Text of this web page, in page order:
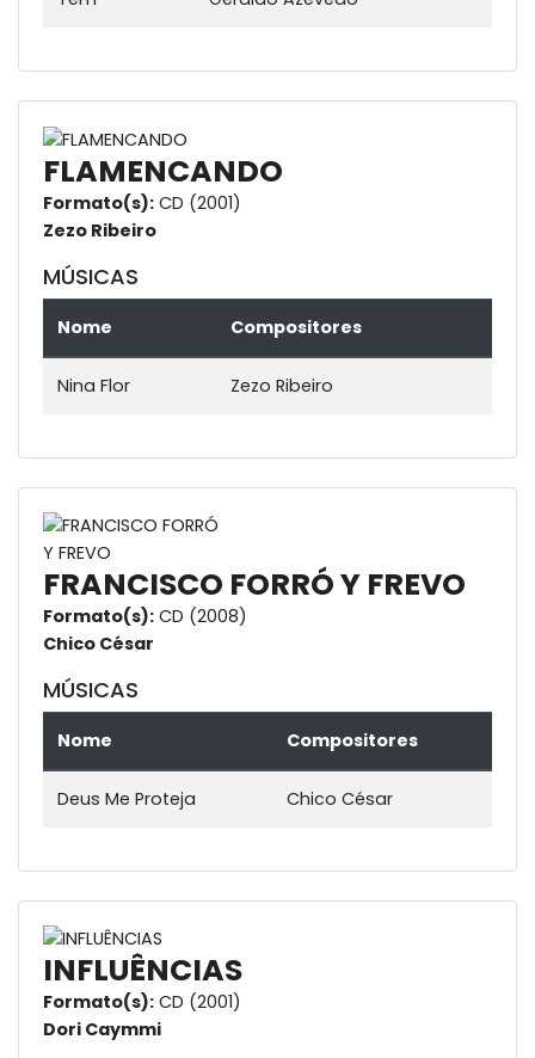
FLAMENCANDO
Formato(s): CD (2001)
Zezo Ribeiro
MÚSICAS
Nome Compositores
Nina Flor Zezo Ribeiro
FRANCISCO FORRÓ Y FREVO
Formato(s): CD (2008)
Chico César
MÚSICAS
Nome Compositores
Deus Me Proteja Chico César
INFLUÊNCIAS
Formato(s): CD (2001)
Dori Caymmi